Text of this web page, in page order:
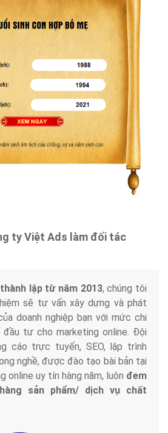
ty Việt Ads làm đối tác
lập từ năm 2013, chúng tôi
sẽ tư vấn xây dựng và phát
doanh nghiệp bạn với mức chi
tư cho marketing online. Đội
cáo trực tuyến, SEO, lập trình
nghề, được đào tạo bài bản tại
online uy tín hàng năm, luôn đem
sản phẩm/ dịch vụ chất